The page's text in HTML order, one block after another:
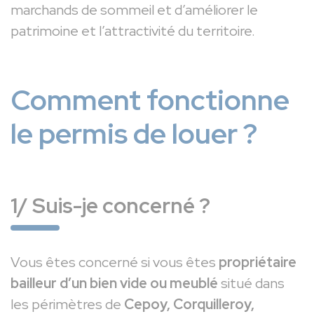
marchands de sommeil et d’améliorer le
patrimoine et l’attractivité du territoire.
Comment fonctionne
le permis de louer ?
1/ Suis-je concerné ?
Vous êtes concerné si vous êtes propriétaire
bailleur d’un bien vide ou meublésitué dans
les périmètres de Cepoy, Corquilleroy,